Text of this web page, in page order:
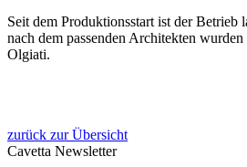
Seit dem Produktionsstart ist der
nach dem passenden Architekten
Olgiati.
zurück zur Übersicht
Cavetta Newsletter